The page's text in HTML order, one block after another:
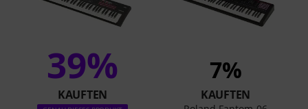
39%
KAUFTEN
7%
KAUFTEN